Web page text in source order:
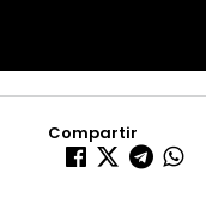
Compartir